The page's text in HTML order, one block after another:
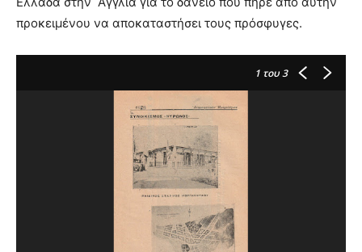
προκειμένου να αποκαταστήσει τους πρόσφυγες.
1 του 3